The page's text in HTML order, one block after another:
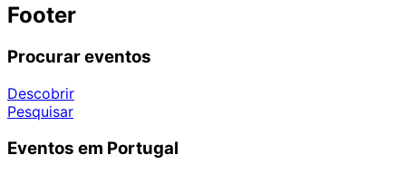
Footer
Procurar eventos
Descobrir
Pesquisar
Eventos em Portugal